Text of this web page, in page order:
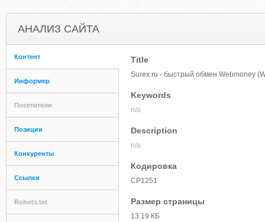
АНАЛИЗ САЙТА
Контент
Информер
Посетители
Позиции
Конкуренты
Ссылки
Robots.txt
Title
Surex.ru - быстрый обмен Webmoney
Keywords
n/a
Description
n/a
Кодировка
CP1251
Размер страницы
13.19 КБ